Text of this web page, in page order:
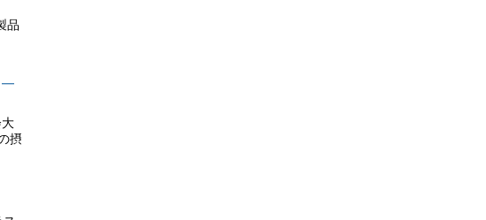
品
―
摂